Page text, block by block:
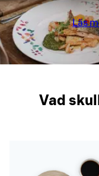
Läs
Vad